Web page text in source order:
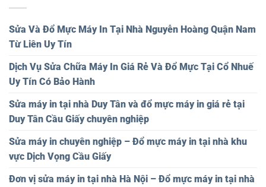
Sửa Và Đổ Mực Máy In Tại Nhà Nguyễn Hoàng Quận Nam
Từ Liên Uy Tín
Dịch Vụ Sửa Chữa Máy In Giá Rẻ Và Đổ Mực Tại Cổ Nhuế
Uy Tín Có Bảo Hành
Sửa máy in tại nhà Duy Tân và đổ mực máy in giá rẻ tại
Duy Tân Cầu Giấy chuyên nghiệp
Sửa máy in chuyên nghiệp – Đổ mực máy in tại nhà khu
vực Dịch Vọng Cầu Giấy
Đơn vị sửa máy in tại nhà Hà Nội – Đổ mực máy in tại nhà